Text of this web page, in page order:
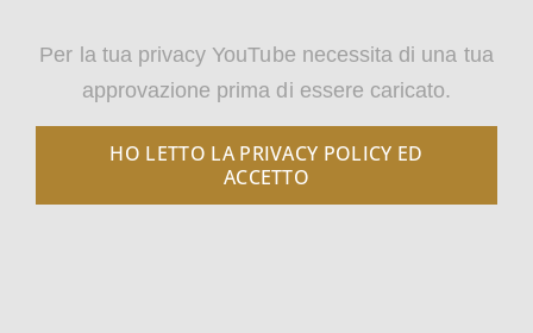
Per la tua privacy YouTube necessita di una tua
approvazione prima di essere caricato.
HO LETTO LA PRIVACY POLICY ED
ACCETTO